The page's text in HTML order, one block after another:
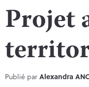
Projet
Publié parAlexandra